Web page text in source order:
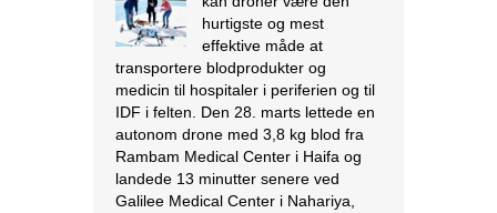
hurtigste og mest
effektive måde at
transportere blodprodukter og
medicin til hospitaler i periferien og til
IDF i felten. Den 28. marts lettede en
autonom drone med 3,8 kg blod fra
Rambam Medical Center i Haifa og
landede 13 minutter senere ved
Galilee Medical Center i Nahariya,